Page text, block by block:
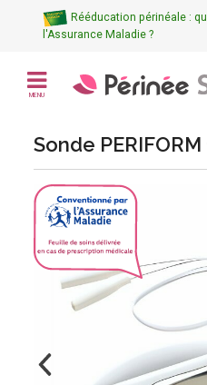
Rééducation périnéale :
l'Assurance Maladie ?
MENU
Sonde PERIFORM